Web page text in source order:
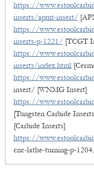
https://
inserts/apmt-insert/
https://
inserts-p-1221/ [TCGT
https://
inserts/index.html
https://
insert/ [WNMG Insert]
https://
[Tungsten Carbide
[Carbide Inserts]
https://
cnc-lathe-turning-p-